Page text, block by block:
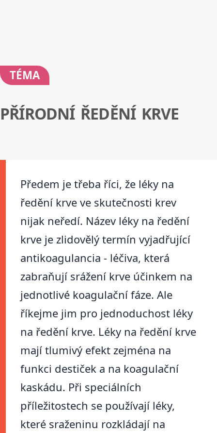
TÉMA
PŘÍRODNÍ ŘEDĚNÍ KRVE
Předem je třeba říci, že léky na
ředění krve ve skutečnosti krev
nijak neředí. Název léky na ředění
krve je zlidovělý termín vyjadřující
antikoagulancia - léčiva, která
zabraňují srážení krve účinkem na
jednotlivé koagulační fáze. Ale
říkejme jim pro jednoduchost léky
na ředění krve. Léky na ředění krve
mají tlumivý efekt zejména na
funkci destiček a na koagulační
kaskádu. Při speciálních
příležitostech se používají léky,
které sraženinu rozkládají na